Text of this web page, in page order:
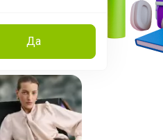
Да
Эксперты